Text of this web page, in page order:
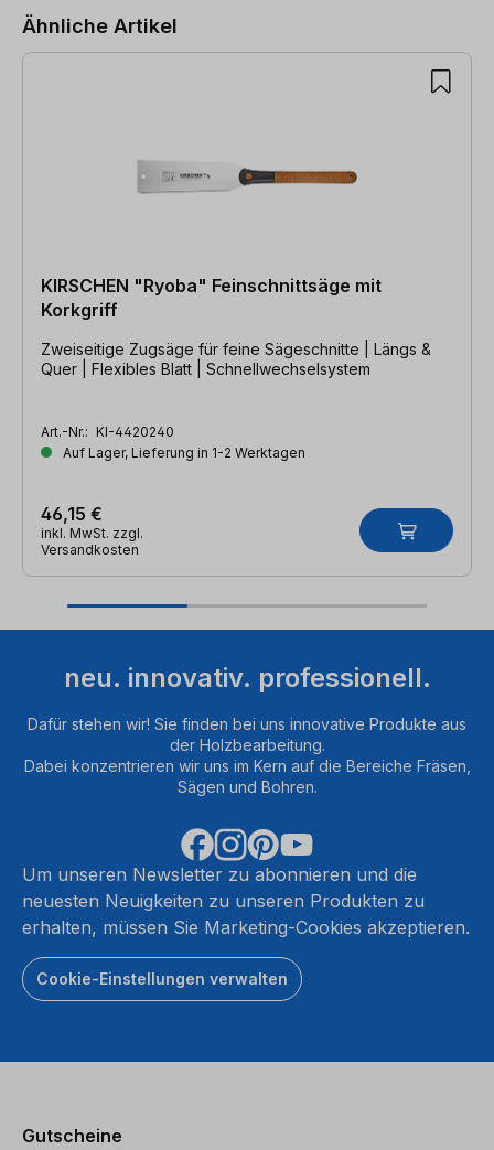
Ähnliche Artikel
KIRSCHEN "Ryoba" Feinschnittsäge mit
Korkgriff
Zweiseitige Zugsäge für feine Sägeschnitte | Längs &
Quer | Flexibles Blatt | Schnellwechselsystem
Art.-Nr.: KI-4420240
Auf Lager, Lieferung in 1-2 Werktagen
46,15 €
inkl. MwSt. zzgl.
Versandkosten
neu. innovativ. professionell.
Dafür stehen wir! Sie finden bei uns innovative Produkte aus
der Holzbearbeitung.
Dabei konzentrieren wir uns im Kern auf die Bereiche Fräsen,
Sägen und Bohren.
Um unseren Newsletter zu abonnieren und die
neuesten Neuigkeiten zu unseren Produkten zu
erhalten, müssen Sie Marketing-Cookies akzeptieren.
Cookie-Einstellungen verwalten
Gutscheine